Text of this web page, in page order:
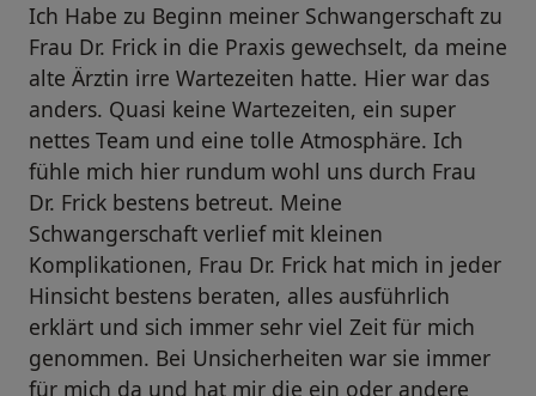
Ich Habe zu Beginn meiner Schwangerschaft zu
Frau Dr. Frick in die Praxis gewechselt, da meine
alte Ärztin irre Wartezeiten hatte. Hier war das
anders. Quasi keine Wartezeiten, ein super
nettes Team und eine tolle Atmosphäre. Ich
fühle mich hier rundum wohl uns durch Frau
Dr. Frick bestens betreut. Meine
Schwangerschaft verlief mit kleinen
Komplikationen, Frau Dr. Frick hat mich in jeder
Hinsicht bestens beraten, alles ausführlich
erklärt und sich immer sehr viel Zeit für mich
genommen. Bei Unsicherheiten war sie immer
für mich da und hat mir die ein oder andere